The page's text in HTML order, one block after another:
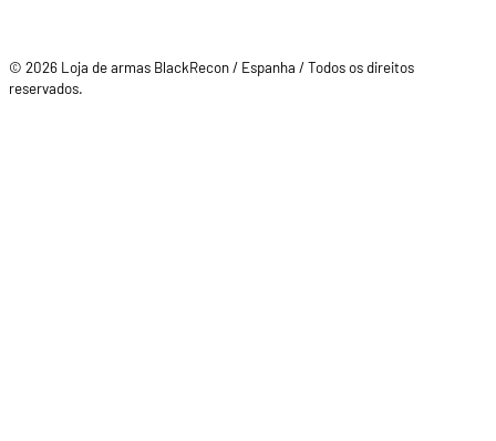
© 2026 Loja de armas BlackRecon / Espanha / Todos os direitos
reservados.